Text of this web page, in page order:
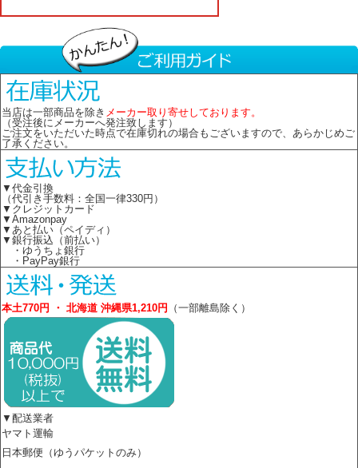
当店は一部商品を除き メーカー取り寄せしております。
（受注後にメーカーへ発注致します）
ご注文をいただいた時点で在庫切れの場合もございますので、あらかじめご
了承ください。
▼代金引換
（代引き手数料：全国一律330円）
▼クレジットカード
▼Amazonpay
▼あと払い（ペイディ）
▼銀行振込（前払い）
・ゆうちょ銀行
・PayPay銀行
本土770円 ・ 北海道 沖縄県1,210円 （一部離島除く）
▼配送業者
ヤマト運輸
日本郵便（ゆうパケットのみ）